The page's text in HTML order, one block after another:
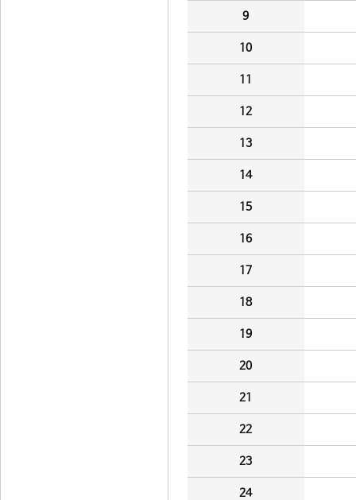
9
10
11
12
13
14
15
16
17
18
19
20
21
22
23
24